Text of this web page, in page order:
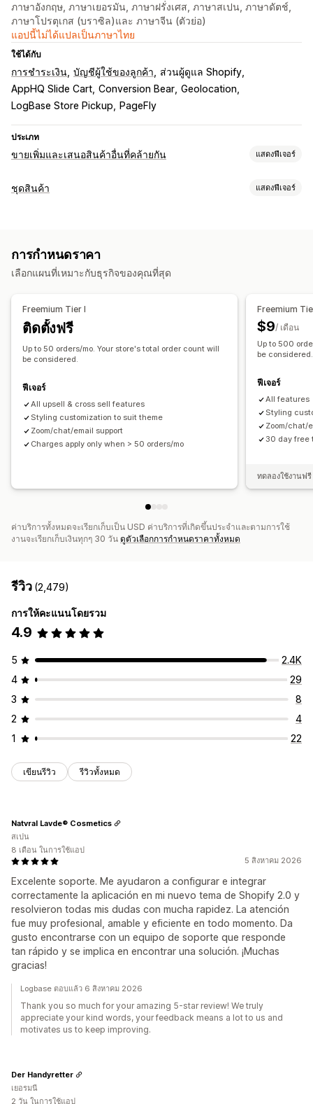
ภาษาอังกฤษ, ภาษาเยอรมัน, ภาษาฝรั่งเศส, ภาษาสเปน, ภาษาดัตช์,
ภาษาโปรตุเกส (บราซิล)และ ภาษาจีน (ตัวย่อ)
แอปนี้ไม่ได้แปลเป็นภาษาไทย
ใช้ได้กับ
การชำระเงิน บัญชีผู้ใช้ของลูกค้า
ส่วนผู้ดูแล Shopify
AppHQ Slide Cart Conversion Bear Geolocation
LogBase Store Pickup
PageFly
ประเภท
ขายเพิ่มและเสนอสินค้าอื่นที่คล้ายกัน แสดงฟีเจอร์
การปรับแต่ง
CSS ที่กำหนดเอง หลายสกุลเงิน
ส่วนเสริมสินค้า
คำแนะนำสินค้า
ชุดรวม
การแนะนำด้วย AI
การวิเคราะห์
ชุดสินค้า แสดงฟีเจอร์
ซื้อเป็นชุดบ่อยๆ สินค้าที่เกี่ยวข้อง
การกำหนดราคาที่ตั้งได้
การกำหนดราคาจำนวนมาก
การกำหนดราคา
เลือกแผนที่เหมาะกับธุรกิจของคุณที่สุด
Freemium Tier I
ติดตั้งฟรี
Up to 50 orders/mo. Your store's total order count will
be considered.
ฟีเจอร์
All upsell & cross sell features
Styling customization to suit theme
Zoom/chat/email support
Charges apply only when > 50 orders/mo
Freemium
$9/ เดือน
Up to 500
be considered.
ฟีเจอร์
All features
Styling
Zoom/chat/
30 day free
ทดลองใช้งานฟ
ค่าบริการทั้งหมดจะเรียกเก็บเป็น USD ค่าบริการที่เกิดขึ้นประจำและตามการใช้
งานจะเรียกเก็บเงินทุกๆ 30 วัน ดูตัวเลือกการกำหนดราคาทั้งหมด
รีวิว (2,479)
การให้คะแนนโดยรวม
4.9
5
2.4K
4
29
3
8
2
4
1
22
เขียนรีวิว รีวิวทั้งหมด
5 สิงหาคม 2026
Excelente soporte. Me ayudaron a configurar e integrar
correctamente la aplicación en mi nuevo tema de Shopify 2.0 y
resolvieron todas mis dudas con mucha rapidez. La atención
fue muy profesional, amable y eficiente en todo momento. Da
gusto encontrarse con un equipo de soporte que responde
tan rápido y se implica en encontrar una solución. ¡Muchas
gracias!
Natvral Lavde® Cosmetics
สเปน
8 เดือน ในการใช้แอป
Logbase ตอบแล้ว 6 สิงหาคม 2026
Thank you so much for your amazing 5-star review! We truly
appreciate your kind words, your feedback means a lot to us and
motivates us to keep improving.
Der Handyretter
เยอรมนี
2 วัน ในการใช้แอป